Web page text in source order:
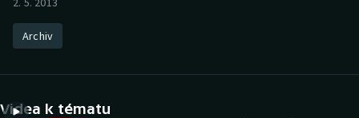
Atletika
Archiv
Videa k tématu